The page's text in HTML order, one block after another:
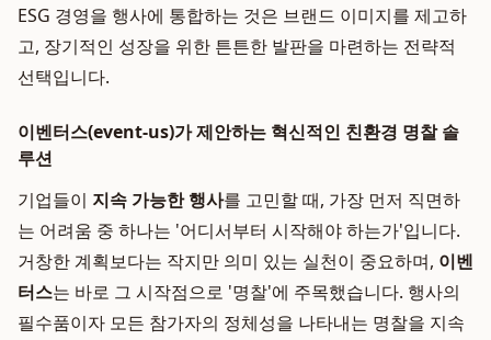
ESG 경영을 행사에 통합하는 것은 브랜드 이미지를 제고하
고, 장기적인 성장을 위한 튼튼한 발판을 마련하는 전략적
선택입니다.
이벤터스(event-us)가 제안하는 혁신적인 친환경 명찰 솔
루션
기업들이 지속 가능한 행사를 고민할 때, 가장 먼저 직면하
는 어려움 중 하나는 '어디서부터 시작해야 하는가'입니다.
거창한 계획보다는 작지만 의미 있는 실천이 중요하며, 이벤
터스는 바로 그 시작점으로 '명찰'에 주목했습니다. 행사의
필수품이자 모든 참가자의 정체성을 나타내는 명찰을 지속